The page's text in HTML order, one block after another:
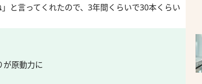
と言ってくれたので、3年間くらいで30本くらい
が原動力に